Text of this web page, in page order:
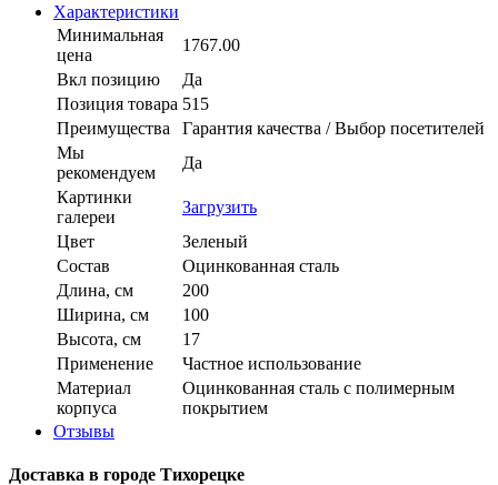
Характеристики
Минимальная
цена
1767.00
Вкл позицию
Да
Позиция товара 515
Преимущества
Гарантия качества / Выбор посетителей
Мы
рекомендуем
Да
Картинки
галереи
Загрузить
Цвет
Зеленый
Состав
Оцинкованная сталь
Длина, см
200
Ширина, см
100
Высота, см
17
Применение
Частное использование
Материал
корпуса
Оцинкованная сталь с полимерным
покрытием
Отзывы
Доставка в городе Тихорецке